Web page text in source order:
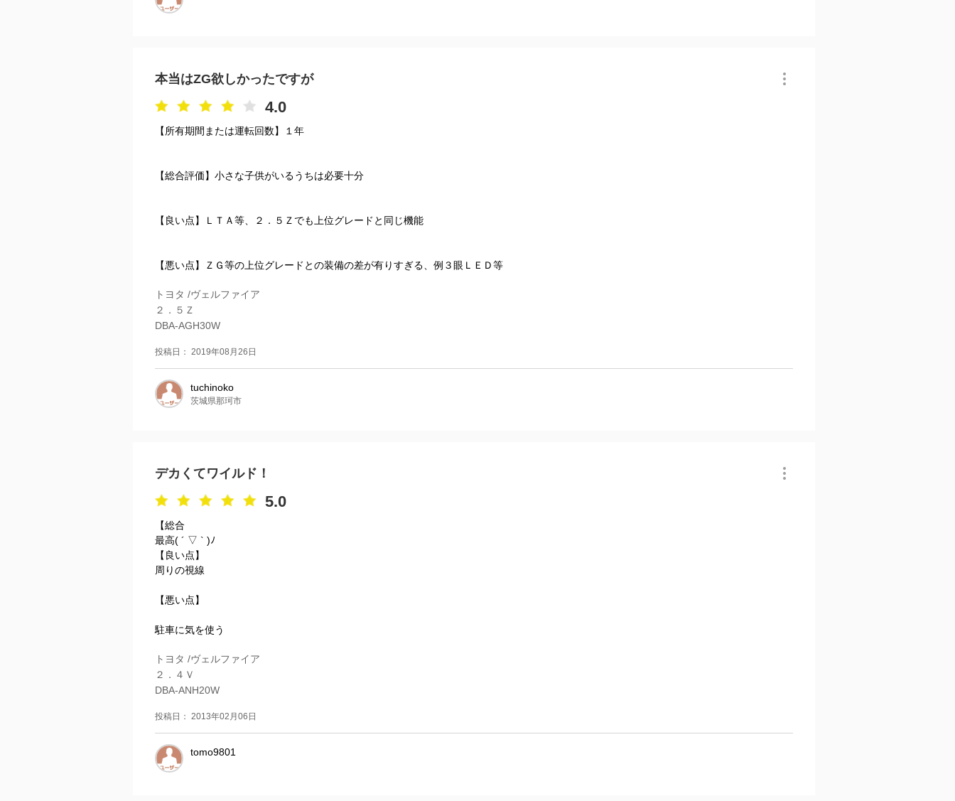
本当はZG欲しかったですが
4.0
【所有期間または運転回数】１年
【総合評価】小さな子供がいるうちは必要十分
【良い点】ＬＴＡ等、２．５Ｚでも上位グレードと同じ機能
【悪い点】ＺＧ等の上位グレードとの装備の差が有りすぎる、例３眼ＬＥＤ等
トヨタ /ヴェルファイア
２．５Ｚ
DBA-AGH30W
投稿日： 2019年08月26日
tuchinoko
茨城県那珂市
デカくてワイルド！
5.0
【総合
最高( ´ ▽ ` )ﾉ
【良い点】
周りの視線
【悪い点】
駐車に気を使う
トヨタ /ヴェルファイア
２．４Ｖ
DBA-ANH20W
投稿日： 2013年02月06日
tomo9801